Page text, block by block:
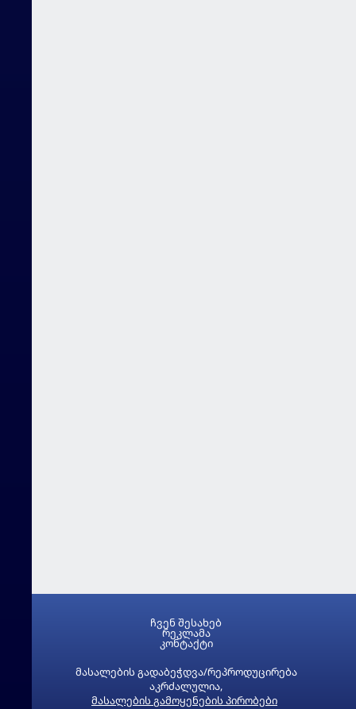
მასალების გადაბეჭდვა/რეპროდუცირება
აკრძალულია,
მასალების გამოყენების პირობები
ჩვენ შესახებ
რეკლამა
კონტაქტი